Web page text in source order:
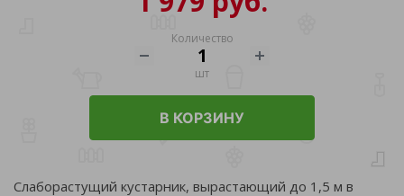
Количество
шт
В КОРЗИНУ
Слаборастущий кустарник, вырастающий до 1,5 м в